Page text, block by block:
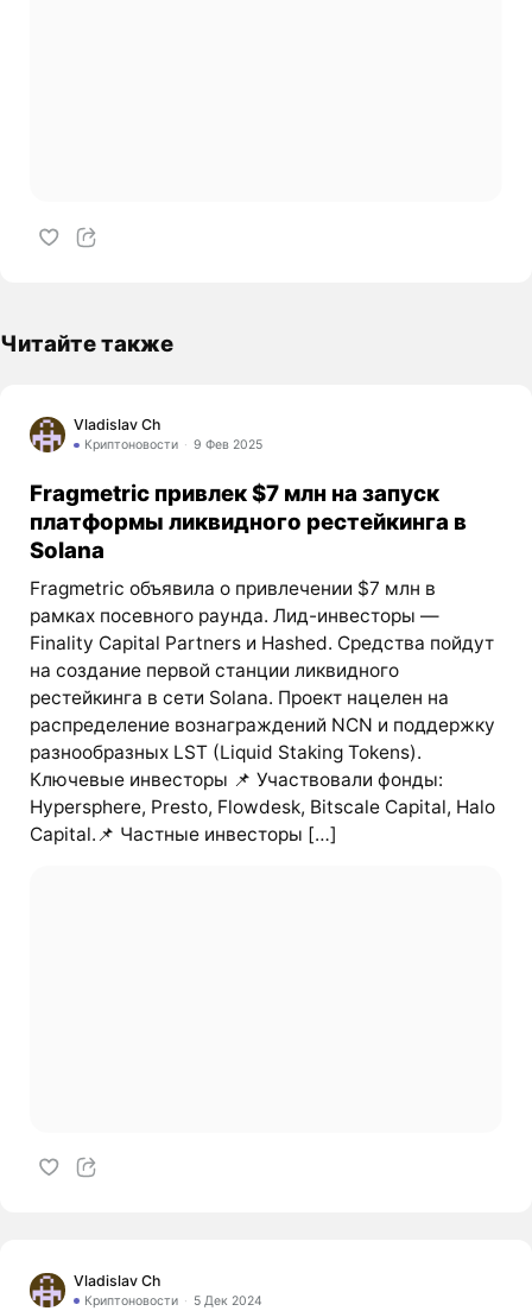
Читайте также
Vladislav Ch
Криптоновости 9 Фев 2025
Fragmetric привлек $7 млн на запуск
платформы ликвидного рестейкинга в
Solana
Fragmetric объявила о привлечении $7 млн в
рамках посевного раунда. Лид-инвесторы —
Finality Capital Partners и Hashed. Средства пойдут
на создание первой станции ликвидного
рестейкинга в сети Solana. Проект нацелен на
распределение вознаграждений NCN и поддержку
разнообразных LST (Liquid Staking Tokens).
Ключевые инвесторы 📌 Участвовали фонды:
Hypersphere, Presto, Flowdesk, Bitscale Capital, Halo
Capital.📌 Частные инвесторы […]
Vladislav Ch
Криптоновости 5 Дек 2024